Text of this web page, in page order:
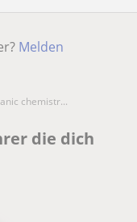
Melden
chemistr...
die dich